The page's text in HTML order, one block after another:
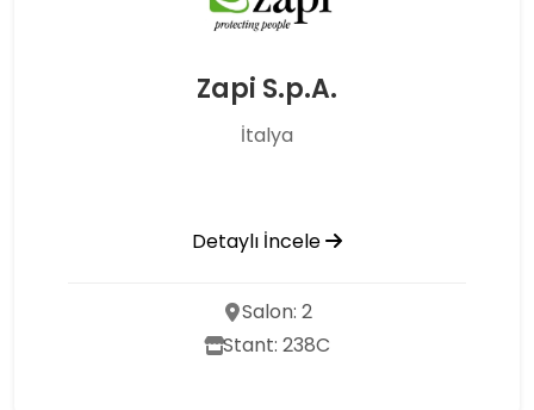
Zapi S.p.A.
İtalya
Detaylı İncele
Salon: 2
Stant: 238C